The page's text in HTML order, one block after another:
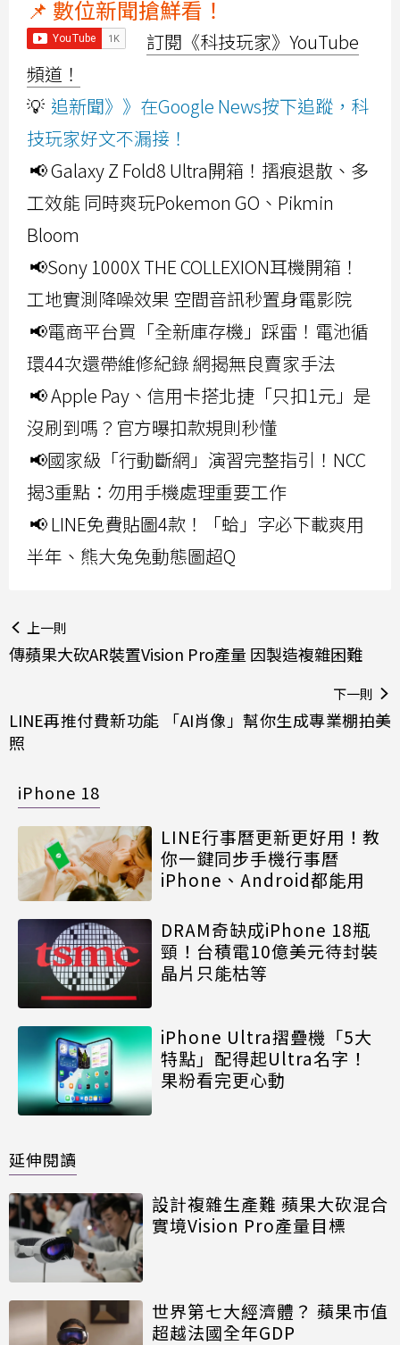
📌 數位新聞搶鮮看！
訂閱《科技玩家》YouTube
頻道！
💡 追新聞》》在Google News按下追蹤，科
技玩家好文不漏接！
📢 Galaxy Z Fold8 Ultra開箱！摺痕退散、多
工效能 同時爽玩Pokemon GO、Pikmin
Bloom
📢Sony 1000X THE COLLEXION耳機開箱！
工地實測降噪效果 空間音訊秒置身電影院
📢電商平台買「全新庫存機」踩雷！電池循
環44次還帶維修紀錄 網揭無良賣家手法
📢 Apple Pay、信用卡搭北捷「只扣1元」是
沒刷到嗎？官方曝扣款規則秒懂
📢國家級「行動斷網」演習完整指引！NCC
揭3重點：勿用手機處理重要工作
📢 LINE免費貼圖4款！「蛤」字必下載爽用
半年、熊大兔兔動態圖超Q
上一則
傳蘋果大砍AR裝置Vision Pro產量 因製造複雜困難
下一則
LINE再推付費新功能 「AI肖像」幫你生成專業棚拍美
照
iPhone 18
LINE行事曆更新更好用！教
你一鍵同步手機行事曆
iPhone、Android都能用
DRAM奇缺成iPhone 18瓶
頸！台積電10億美元待封裝
晶片只能枯等
iPhone Ultra摺疊機「5大
特點」配得起Ultra名字！
果粉看完更心動
延伸閱讀
設計複雜生產難 蘋果大砍混合
實境Vision Pro產量目標
世界第七大經濟體？ 蘋果市值
超越法國全年GDP